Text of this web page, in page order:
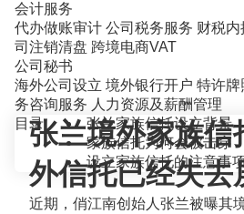
会计服务
代办做账审计 公司税务服务 财税内
司注销清盘 跨境电商VAT
公司秘书
海外公司设立 境外银行开户 特许牌
务咨询服务 人力资源及薪酬管理
张兰境外家族信
外信托已经失去
近期，俏江南创始人张兰被曝其
目录
张兰家族信托设立背景
家族信托为何会被击穿
设立家族信托的注意事